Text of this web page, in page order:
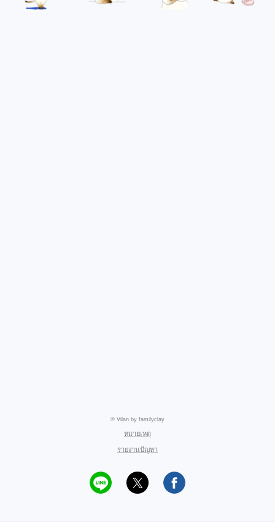
© Vilan by familyclay
หมายเหตุ
รายงานปัญหา